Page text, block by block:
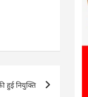
हुई नियुक्ति